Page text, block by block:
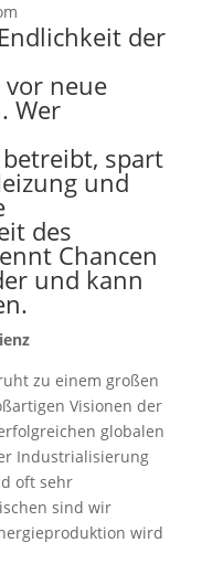
der
neue
Wer
spart
und
des
Chancen
und kann
zu einem großen
Visionen der
globalen
Industrialisierung
oft sehr
sind wir
wird